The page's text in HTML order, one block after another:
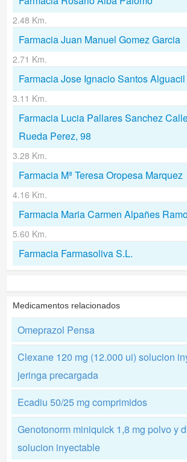
2.48 Km.
Farmacia Juan Manuel Gomez Garcia
2.71 Km.
Farmacia Jose Ignacio Santos Alguacil
3.11 Km.
Farmacia Lucia Pallares Sanchez
Rueda Perez, 98
3.28 Km.
Farmacia Mª Teresa Oropesa Marquez
4.16 Km.
Farmacia Maria Carmen Alpañes
5.60 Km.
Farmacia Farmasoliva S.L.
Medicamentos relacionados
Omeprazol Pensa
Clexane 120 mg (12.000 ui) solucion
jeringa precargada
Ecadiu 50/25 mg comprimidos
Genotonorm miniquick 1,8 mg polvo y
solucion inyectable